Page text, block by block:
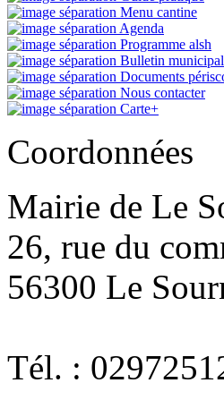
Menu cantine
Agenda
Programme alsh
Bulletin municipal
Documents
Nous contacter
Carte+
Coordonnées
Mairie de Le
26, rue du
56300 Le
Tél. :